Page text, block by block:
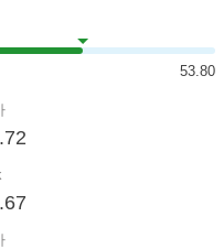
53.80